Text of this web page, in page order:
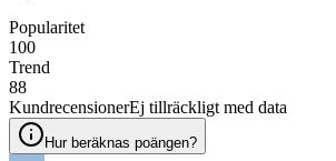
Popularitet
100
Trend
88
KundrecensionerEj tillräckligt med data
Hur beräknas poängen?